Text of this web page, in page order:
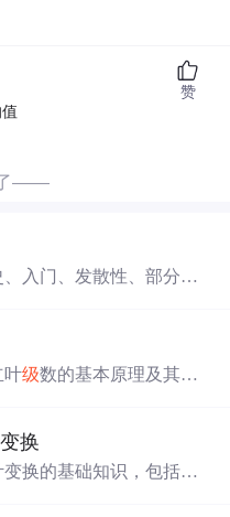
赞
——
入门、发散性、部分和
错调和
。
叶级数的基本原理及其应
信号的频域特性。
换
换的基础知识，包括欧